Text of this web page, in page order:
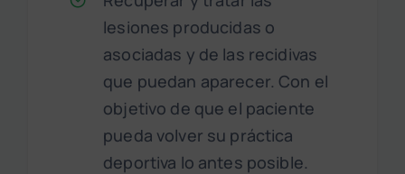
lesiones producidas o
asociadas y de las recidivas
que puedan aparecer. Con el
objetivo de que el paciente
pueda volver su práctica
deportiva lo antes posible.